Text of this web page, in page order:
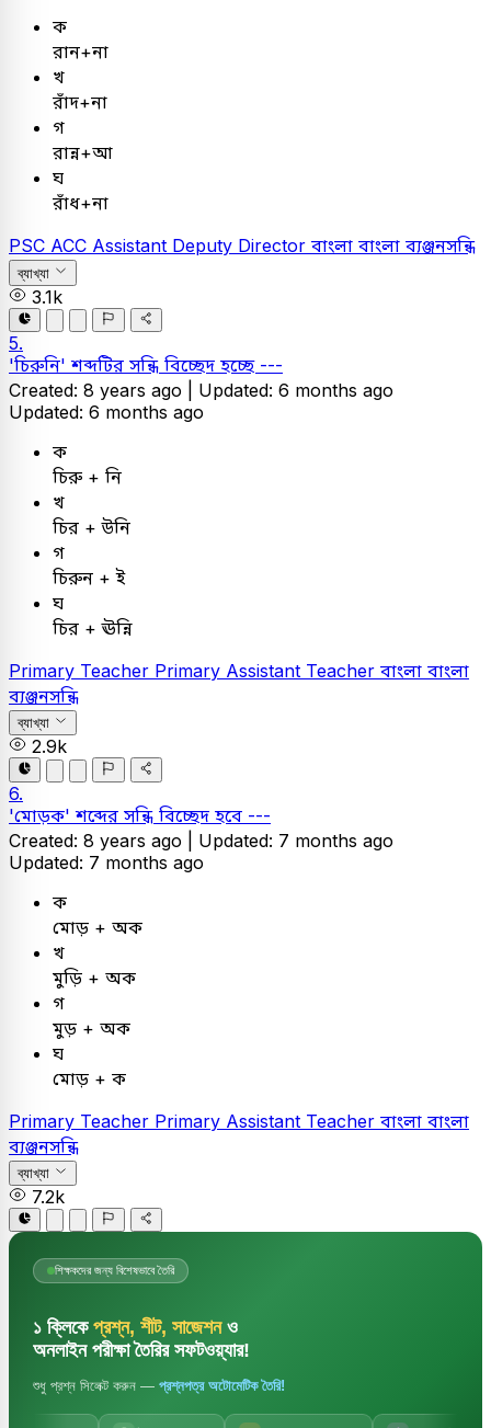
ক
রান+না
খ
রাঁদ+না
গ
রান্ন+আ
ঘ
রাঁধ+না
PSC ACC Assistant Deputy Director বাংলা বাংলা ব্যঞ্জনসন্ধি
ব্যাখ্যা
3.1k
5.
'চিরুনি' শব্দটির সন্ধি বিচ্ছেদ হচ্ছে ---
Created: 8 years ago | Updated: 6 months ago
Updated: 6 months ago
ক
চিরু + নি
খ
চির + উনি
গ
চিরুন + ই
ঘ
চির + ঊন্নি
Primary Teacher Primary Assistant Teacher বাংলা বাংলা
ব্যঞ্জনসন্ধি
ব্যাখ্যা
2.9k
6.
'মোড়ক' শব্দের সন্ধি বিচ্ছেদ হবে ---
Created: 8 years ago | Updated: 7 months ago
Updated: 7 months ago
ক
মোড় + অক
খ
মুড়ি + অক
গ
মুড় + অক
ঘ
মোড় + ক
Primary Teacher Primary Assistant Teacher বাংলা বাংলা
ব্যঞ্জনসন্ধি
ব্যাখ্যা
7.2k
শিক্ষকদের জন্য বিশেষভাবে তৈরি
১ ক্লিকে প্রশ্ন, শীট, সাজেশনও
অনলাইন পরীক্ষা তৈরির সফটওয়্যার!
শুধু প্রশ্ন সিলেক্ট করুন — প্রশ্নপত্র অটোমেটিক তৈরি!